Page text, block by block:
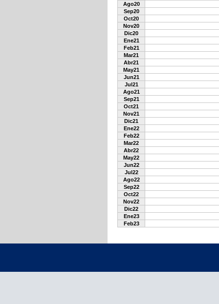
Ago20
Sep20
Oct20
Nov20
Dic20
Ene21
Feb21
Mar21
Abr21
May21
Jun21
Jul21
Ago21
Sep21
Oct21
Nov21
Dic21
Ene22
Feb22
Mar22
Abr22
May22
Jun22
Jul22
Ago22
Sep22
Oct22
Nov22
Dic22
Ene23
Feb23